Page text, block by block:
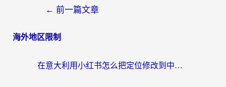
← 前一篇文章
海外地区限制
在意大利用小红书怎么把定位修改到中国国内？3个实用技巧+1个靠谱工具帮你搞定